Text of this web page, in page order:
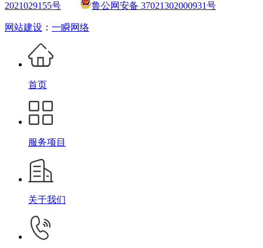
2021029155号
鲁公网安备 37021302000931号
网站建设 ： 一瞬网络
首页
服务项目
关于我们